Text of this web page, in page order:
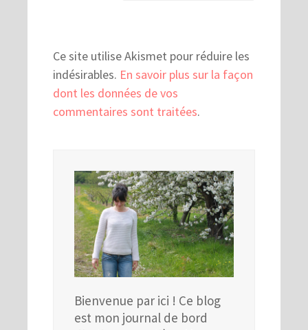
Ce site utilise Akismet pour réduire les
indésirables. En savoir plus sur la façon
dont les données de vos
commentaires sont traitées.
Bienvenue par ici ! Ce blog
est mon journal de bord